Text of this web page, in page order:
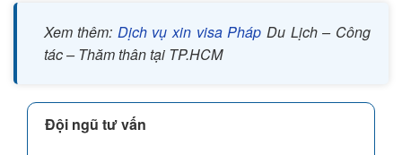
Xem thêm: Dịch vụ xin visa Pháp Du Lịch – Công
tác – Thăm thân tại TP.HCM
Đội ngũ tư vấn